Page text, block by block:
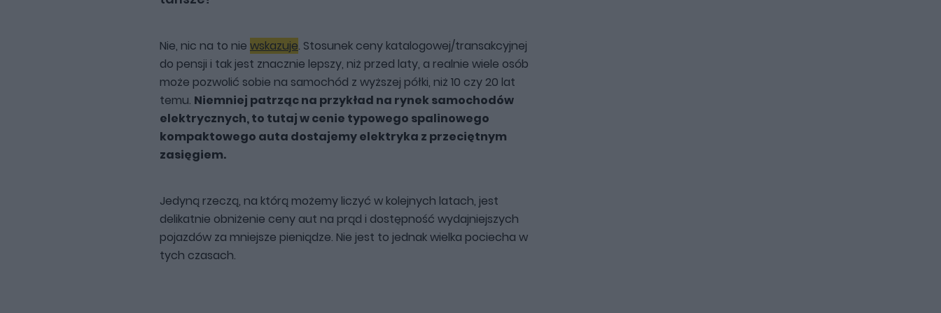
Nie, nic na to nie wskazuje. Stosunek ceny katalogowej/transakcyjnej
do pensji i tak jest znacznie lepszy, niż przed laty, a realnie wiele osób
może pozwolić sobie na samochód z wyższej półki, niż 10 czy 20 lat
temu. Niemniej patrząc na przykład na rynek samochodów
elektrycznych, to tutaj w cenie typowego spalinowego
kompaktowego auta dostajemy elektryka z przeciętnym
zasięgiem.
Jedyną rzeczą, na którą możemy liczyć w kolejnych latach, jest
delikatnie obniżenie ceny aut na prąd i dostępność wydajniejszych
pojazdów za mniejsze pieniądze. Nie jest to jednak wielka pociecha w
tych czasach.